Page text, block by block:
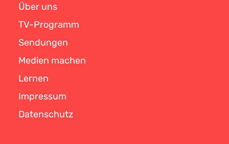
Über uns
TV-Programm
Sendungen
Medien machen
Lernen
Impressum
Datenschutz